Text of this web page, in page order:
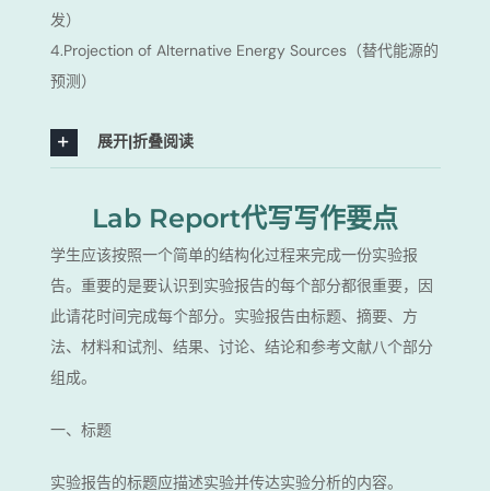
发）
4.Projection of Alternative Energy Sources（替代能源的
预测）
展开|折叠阅读
Lab Report代写写作要点
学生应该按照一个简单的结构化过程来完成一份实验报
告。重要的是要认识到实验报告的每个部分都很重要，因
此请花时间完成每个部分。实验报告由标题、摘要、方
法、材料和试剂、结果、讨论、结论和参考文献八个部分
组成。
一、标题
实验报告的标题应描述实验并传达实验分析的内容。